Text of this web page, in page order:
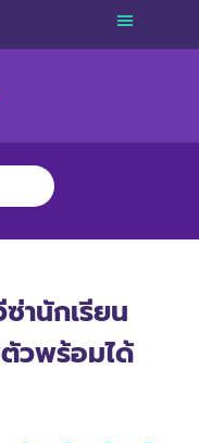
านักเรียน
วพร้อมได้